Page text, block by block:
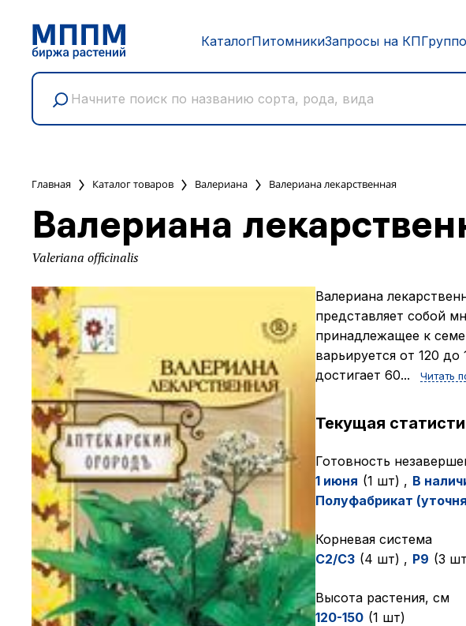
КаталогПитомникиЗапросы на КП
Главная Каталог товаров Валериана Валериана лекарственная
Валериана
Valeriana officinalis
Валериана
представляет собой
принадлежащее к
варьируется от 120
достигает 60...
Читать
Текущая
Готовность
1 июня (1 шт) , В
Полуфабрикат
Корневая система
C2/C3 (4 шт) , P9 (3
Высота растения, см
120-150 (1 шт)